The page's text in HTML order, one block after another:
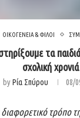
ΟΙΚΟΓΕΝΕΙΑ & ΦΙΛΟΙ
τα
σχολική χρονιά
byΡία Σπύρου 08/
τρόπο